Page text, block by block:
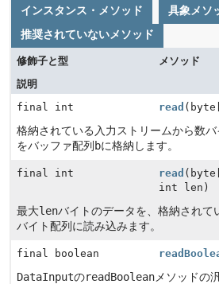
インスタンス・メソッド
具象メソ
推奨されていないメソッド
修飾子と型
メソッド
説明
final int
read
格納されている入力ストリームから数
をバッファ配列 bに格納します。
final int read
int len)
最大lenバイトのデータを、格納されて
バイト配列に読み込みます。
final boolean
DataInputのreadBoolean メソッドの